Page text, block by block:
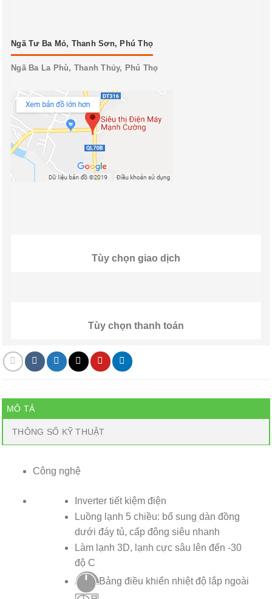
Ngã Tư Ba Mỏ, Thanh Sơn, Phú Thọ
Ngã Ba La Phù, Thanh Thủy, Phú Thọ
Tùy chọn giao dịch
Tùy chọn thanh toán
MÔ TẢ
THÔNG SỐ KỸ THUẬT
Công nghệ
Inverter tiết kiệm điện
Luồng lạnh 5 chiều: bổ sung dàn đồng
dưới đáy tủ, cấp đông siêu nhanh
Làm lạnh 3D, lạnh cực sâu lên đến -30
độ C
Bảng điều khiển nhiệt độ lắp ngoài